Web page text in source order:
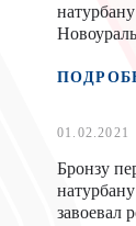
01.02.2021
Бронзу
завоевал